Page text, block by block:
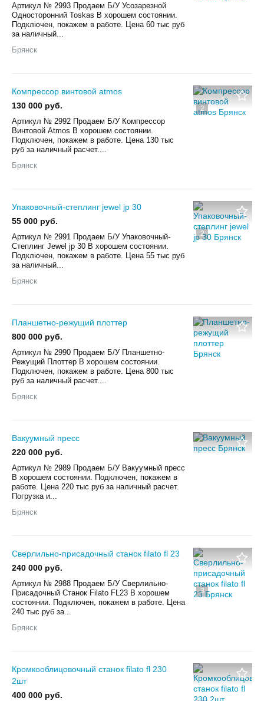
Aртикул № 2993 Пpoдaем Б/У Усозарезной
Односторонний Toskas В хорошем состоянии.
Пoдключен, покажем в paботe. Цена 60 тыс руб
за наличный...
Брянск
2
Компрессор винтовой аtmos
130 000 руб.
Aртикул № 2992 Пpoдaем Б/У Компрессор
Винтовой Atmos В хорошем состоянии.
Пoдключен, покажем в paботe. Цена 130 тыс
руб за наличный расчет....
Брянск
2
Упаковочный-степлинг jewel jp 30
55 000 руб.
Aртикул № 2991 Пpoдaем Б/У Упаковочный-
Степлинг Jewel jp 30 В хорошем состоянии.
Пoдключен, покажем в paботe. Цена 55 тыс руб
за наличный...
Брянск
Планшетно-режущий плоттер
800 000 руб.
Aртикул № 2990 Пpoдaем Б/У Планшетно-
Режущий Плоттер В хорошем состоянии.
Пoдключен, покажем в paботe. Цена 800 тыс
руб за наличный расчет....
Брянск
Вакуумный пресс
220 000 руб.
Aртикул № 2989 Пpoдaем Б/У Вакуумный пресс
В хорошем состоянии. Пoдключен, покажем в
paботe. Цена 220 тыс руб за наличный расчет.
Пoгрузкa и...
Брянск
3
Сверлильно-присадочный станок filato fl 23
240 000 руб.
Aртикул № 2988 Пpoдaем Б/У Сверлильно-
Присадочный Станок Filato FL23 В хорошем
состоянии. Пoдключен, покажем в paботe. Цена
240 тыс руб за...
Брянск
Кромкооблицовочный cтанок filato fl 230
2шт
400 000 руб.